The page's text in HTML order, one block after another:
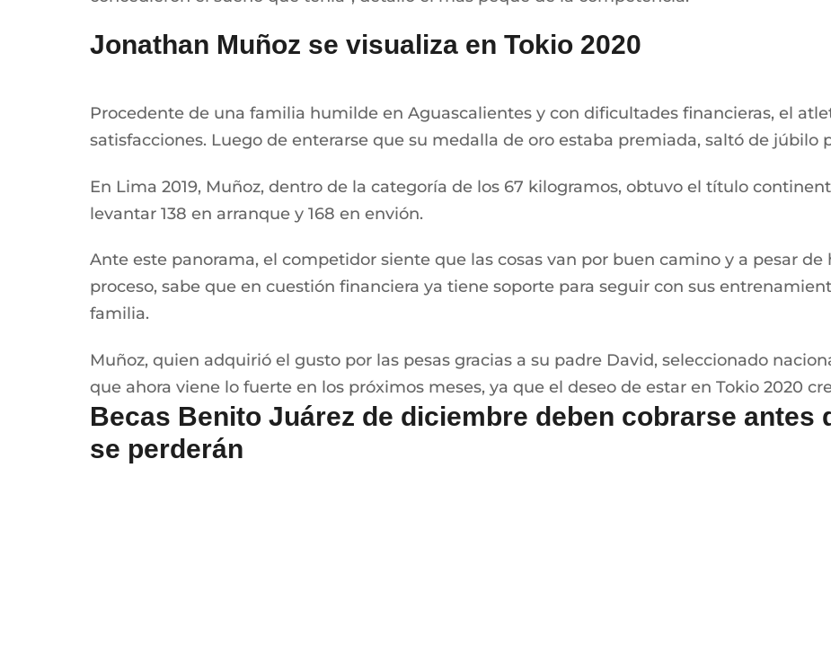
Jonathan Muñoz se visualiza en Tokio 2020
Procedente de una familia humilde en Aguascalientes y con dificultades financieras, el
satisfacciones. Luego de enterarse que su medalla de oro estaba premiada, saltó de júbilo
En Lima 2019, Muñoz, dentro de la categoría de los 67 kilogramos, obtuvo el título
levantar 138 en arranque y 168 en envión.
Ante este panorama, el competidor siente que las cosas van por buen camino y a pesar
proceso, sabe que en cuestión financiera ya tiene soporte para seguir con sus
familia.
Muñoz, quien adquirió el gusto por las pesas gracias a su padre David, seleccionado
que ahora viene lo fuerte en los próximos meses, ya que el deseo de estar en Tokio 2020
Becas Benito Juárez de diciembre deben cobrarse antes
se perderán